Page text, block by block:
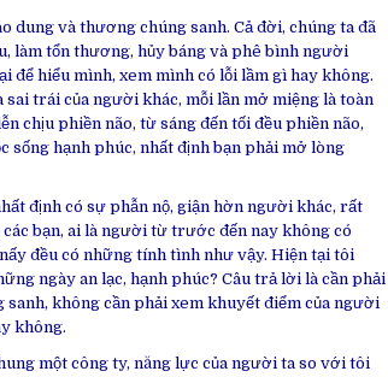
dung và thương chúng sanh. Cả đời, chúng ta đã
làm tổn thương, hủy báng và phê bình người
để hiểu mình, xem mình có lỗi lầm gì hay không.
trái của người khác, mỗi lần mở miệng là toàn
chịu phiền não, từ sáng đến tối đều phiền não,
sống hạnh phúc, nhất định bạn phải mở lòng
định có sự phẫn nộ, giận hờn người khác, rất
bạn, ai là người từ trước đến nay không có
đều có những tính tình như vậy. Hiện tại tôi
ngày an lạc, hạnh phúc? Câu trả lời là cần phải
không cần phải xem khuyết điểm của người
không.
một công ty, năng lực của người ta so với tôi